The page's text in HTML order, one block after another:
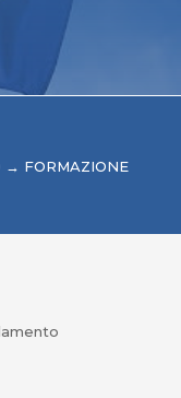
→ FORMAZIONE